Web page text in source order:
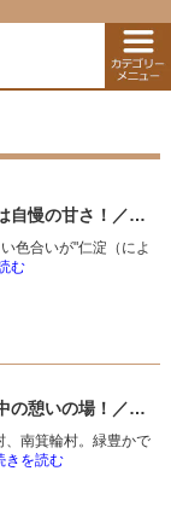
特産品の「シュガートマト」は自慢の甘さ！／高知県日高村
色合いが"仁淀（によ
む
道の駅「大芝高原」は自然の中の憩いの場！／長野県南箕輪村
、南箕輪村。緑豊かで
きを読む